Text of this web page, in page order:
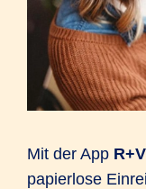
Mit der App
papier­lose